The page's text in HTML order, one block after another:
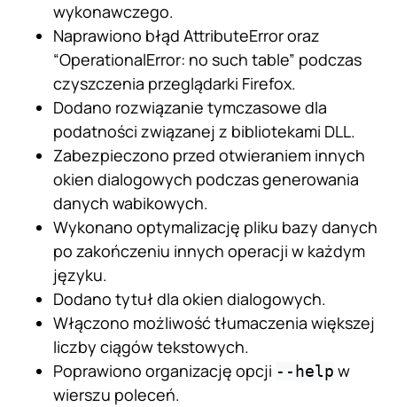
wykonawczego.
Naprawiono błąd AttributeError oraz
“OperationalError: no such table” podczas
czyszczenia przeglądarki Firefox.
Dodano rozwiązanie tymczasowe dla
podatności związanej z bibliotekami DLL.
Zabezpieczono przed otwieraniem innych
okien dialogowych podczas generowania
danych wabikowych.
Wykonano optymalizację pliku bazy danych
po zakończeniu innych operacji w każdym
języku.
Dodano tytuł dla okien dialogowych.
Włączono możliwość tłumaczenia większej
liczby ciągów tekstowych.
Poprawiono organizację opcji --help w
wierszu poleceń.